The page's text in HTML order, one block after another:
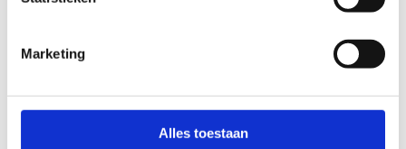
Marketing
Alles toestaan
Anti-Robot Verification
Click to start verification